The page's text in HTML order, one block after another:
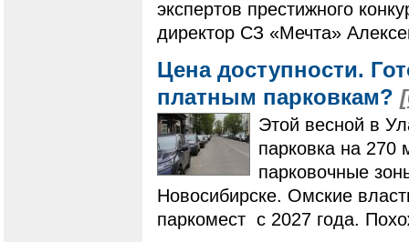
экспертов престижного
директор СЗ «Мечта»
Цена доступности.
платным парковкам?
Этой весной в
парковка на 270
парковочные
Новосибирске. Омские
паркомест с 2027 года.